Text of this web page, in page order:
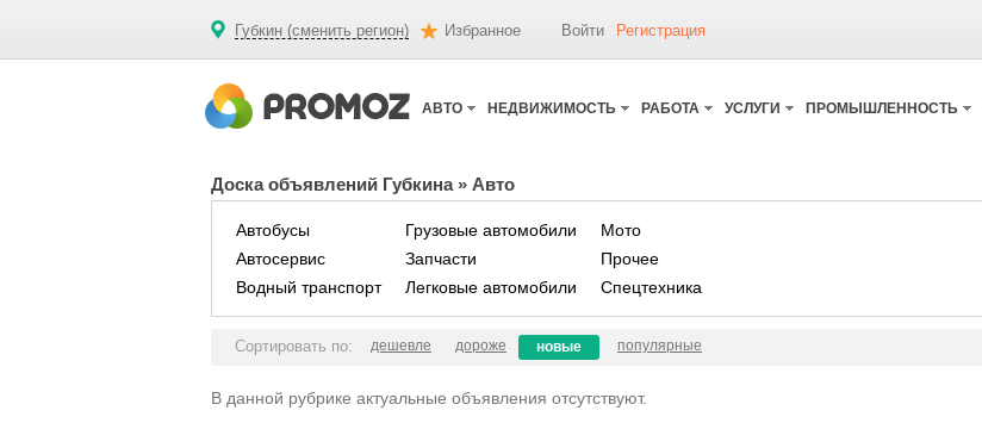
Губкин (сменить регион) Избранное Войти Регистрация
АВТО НЕДВИЖИМОСТЬ РАБОТА УСЛУГИ ПРОМЫШЛЕННОСТЬ
Доска объявлений Губкина» Авто
Автобусы
Автосервис
Водный транспорт
Грузовые автомобили
Запчасти
Легковые автомобили
Мото
Прочее
Спецтехника
Сортировать по: дешевле дороже новые популярные
В данной рубрике актуальные объявления отсутствуют.